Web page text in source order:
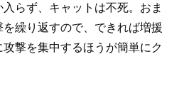
らず、キャットは不死。おま
繰り返すので、できれば増援
撃を集中するほうが簡単にク